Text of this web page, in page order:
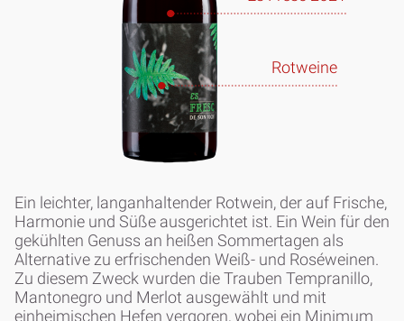
Rotweine
Ein leichter, langanhaltender Rotwein, der auf Frische,
Harmonie und Süße ausgerichtet ist. Ein Wein für den
gekühlten Genuss an heißen Sommertagen als
Alternative zu erfrischenden Weiß- und Roséweinen.
Zu diesem Zweck wurden die Trauben Tempranillo,
Mantonegro und Merlot ausgewählt und mit
einheimischen Hefen vergoren, wobei ein Minimum